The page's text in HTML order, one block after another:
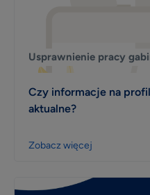
Usprawnienie pracy
Czy informacje na
aktualne?
Zobacz więcej